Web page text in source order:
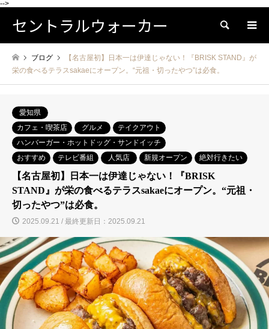
-->
セントラルウォーカー 検索
ブログ
【名古屋初】日本一は伊達じゃない！『BRISK STAND』が
栄の食べるテラスsakaeにオープン。“元祖・切ったやつ”は必食。
愛知県
カフェ・喫茶店
グルメ
テイクアウト
ハンバーガー・ホットドッグ・サンドイッチ
おすすめ
テレビ番組 人気店 新規オープン 絶対行きたい
【名古屋初】日本一は伊達じゃない！『BRISK
STAND』が栄の食べるテラスsakaeにオープン。“元祖・
切ったやつ”は必食。
2025.09.21 / 最終更新日：2025.09.21